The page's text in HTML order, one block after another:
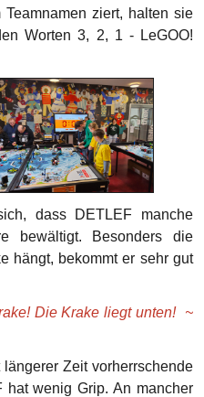
ziert, halten sie
Worten 3, 2, 1 - LeGOO!
dass DETLEF manche
bewältigt. Besonders die
hängt, bekommt er sehr gut
Die Krake liegt unten! ~
Zeit vorherrschende
hat wenig Grip. An mancher